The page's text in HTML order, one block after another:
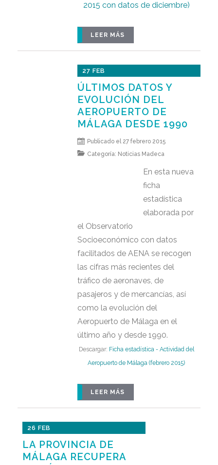
2015 con datos de diciembre)
LEER MÁS
27 FEB
ÚLTIMOS DATOS Y
EVOLUCIÓN DEL
AEROPUERTO DE
MÁLAGA DESDE 1990
Publicado el 27 febrero 2015
Categoría: Noticias Madeca
En esta nueva
ficha
estadística
elaborada por
el Observatorio
Socioeconómico con datos
facilitados de AENA se recogen
las cifras más recientes del
tráfico de aeronaves, de
pasajeros y de mercancías, así
como la evolución del
Aeropuerto de Málaga en el
último año y desde 1990.
Descargar: Ficha estadística - Actividad del
Aeropuerto de Málaga (febrero 2015)
LEER MÁS
26 FEB
LA PROVINCIA DE
MÁLAGA RECUPERA